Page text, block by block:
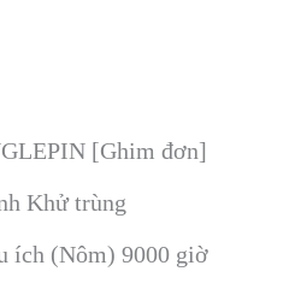
[Ghim đơn]
Khử trùng
ích (Nôm) 9000 giờ